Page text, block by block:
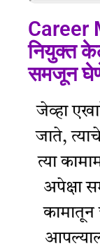
Career
नियुक्त
समजून
जेव्हा
जाते,
त्या
अपेक्षा
कामातून